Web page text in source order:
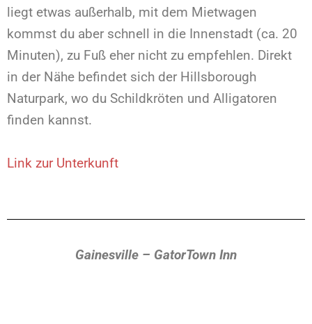
liegt etwas außerhalb, mit dem Mietwagen
kommst du aber schnell in die Innenstadt (ca. 20
Minuten), zu Fuß eher nicht zu empfehlen. Direkt
in der Nähe befindet sich der Hillsborough
Naturpark, wo du Schildkröten und Alligatoren
finden kannst.
Link zur Unterkunft
Gainesville – GatorTown Inn